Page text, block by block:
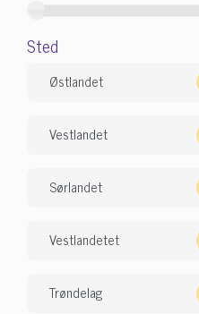
Sted
Østlandet
Vestlandet
Sørlandet
Vestlandetet
Trøndelag